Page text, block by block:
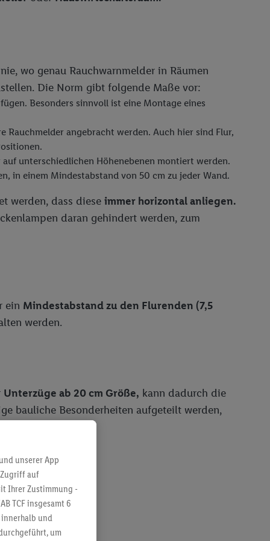
wo genau Rauchwarnmelder in Räumen
Die Norm gibt folgende Maße vor:
Besonders sinnvoll ist eine Montage eines
angebracht werden. Auch hier sind Flur,
unterschiedlichen Höhenebenen montiert werden.
in einem Mindestabstand von 50 cm zu jeder Wand.
werden, dass diese immer horizontal anliegen.
daran gehindert werden, zum
ein Mindestabstand zu den Flurenden (7,5
werden.
Unterzüge ab 20 cm Größe, kann dadurch die
bauliche Besonderheiten aufgeteilt werden,
unserer App
auf
Ihrer Zustimmung -
TCF insgesamt 6
und
um